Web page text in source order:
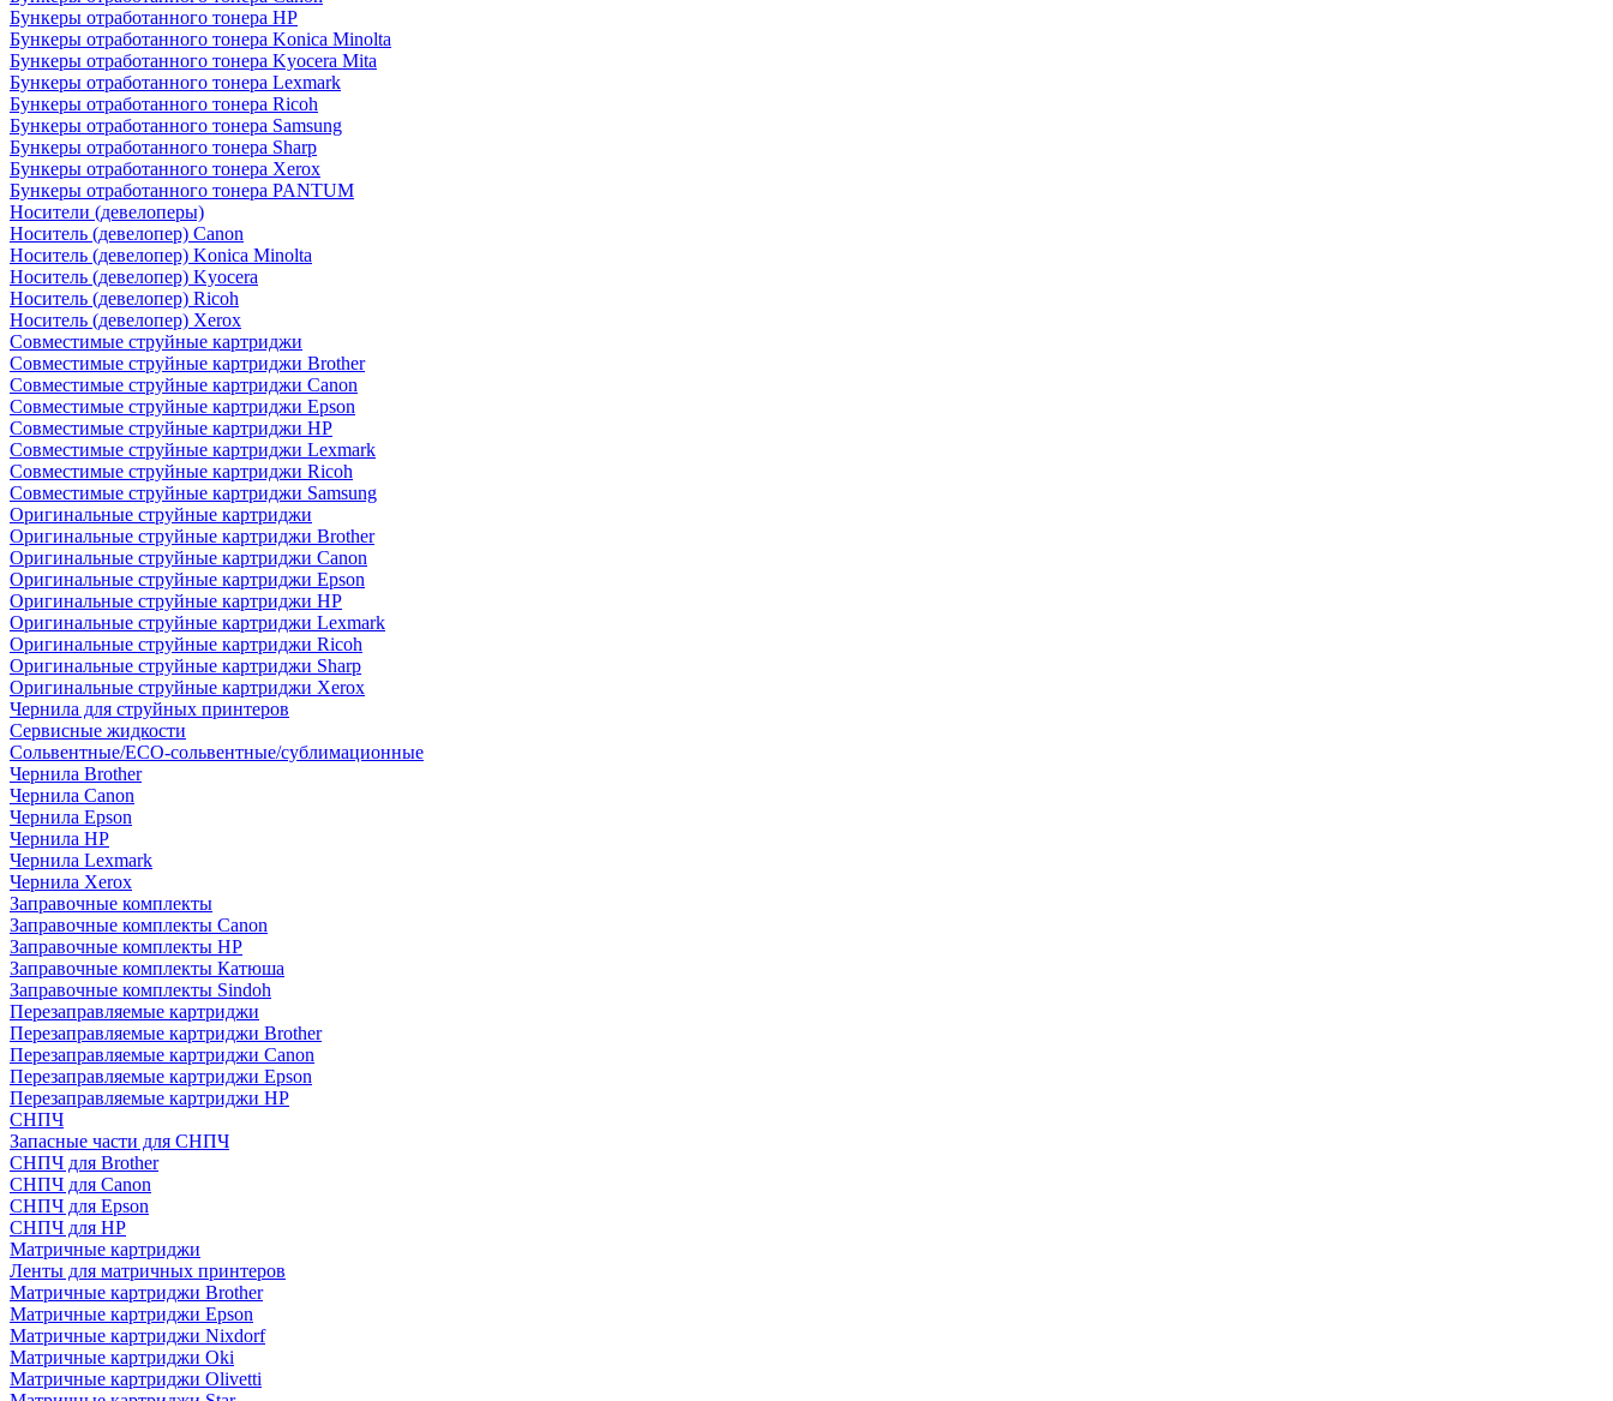
Бункеры отработанного тонера HP
Бункеры отработанного тонера Konica Minolta
Бункеры отработанного тонера Kyocera Mita
Бункеры отработанного тонера Lexmark
Бункеры отработанного тонера Ricoh
Бункеры отработанного тонера Samsung
Бункеры отработанного тонера Sharp
Бункеры отработанного тонера Xerox
Бункеры отработанного тонера PANTUM
Носители (девелоперы)
Носитель (девелопер) Canon
Носитель (девелопер) Konica Minolta
Носитель (девелопер) Kyocera
Носитель (девелопер) Ricoh
Носитель (девелопер) Xerox
Совместимые струйные картриджи
Совместимые струйные картриджи Brother
Совместимые струйные картриджи Canon
Совместимые струйные картриджи Epson
Совместимые струйные картриджи HP
Совместимые струйные картриджи Lexmark
Совместимые струйные картриджи Ricoh
Совместимые струйные картриджи Samsung
Оригинальные струйные картриджи
Оригинальные струйные картриджи Brother
Оригинальные струйные картриджи Canon
Оригинальные струйные картриджи Epson
Оригинальные струйные картриджи HP
Оригинальные струйные картриджи Lexmark
Оригинальные струйные картриджи Ricoh
Оригинальные струйные картриджи Sharp
Оригинальные струйные картриджи Xerox
Чернила для струйных принтеров
Сервисные жидкости
Сольвентные/ECO-сольвентные/сублимационные
Чернила Brother
Чернила Canon
Чернила Epson
Чернила HP
Чернила Lexmark
Чернила Xerox
Заправочные комплекты
Заправочные комплекты Canon
Заправочные комплекты HP
Заправочные комплекты Катюша
Заправочные комплекты Sindoh
Перезаправляемые картриджи
Перезаправляемые картриджи Brother
Перезаправляемые картриджи Canon
Перезаправляемые картриджи Epson
Перезаправляемые картриджи HP
СНПЧ
Запасные части для СНПЧ
СНПЧ для Brother
СНПЧ для Canon
СНПЧ для Epson
СНПЧ для HP
Матричные картриджи
Ленты для матричных принтеров
Матричные картриджи Brother
Матричные картриджи Epson
Матричные картриджи Nixdorf
Матричные картриджи Oki
Матричные картриджи Olivetti